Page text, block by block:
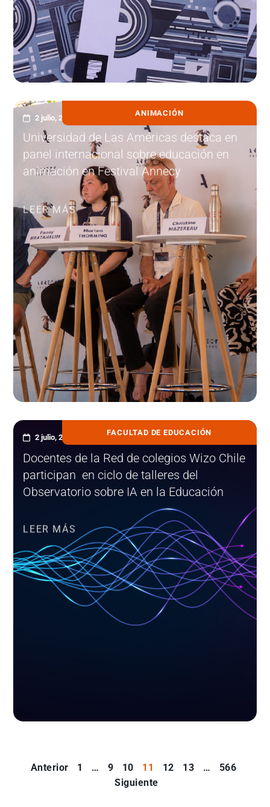
ANIMACIÓN
2 julio, 2026
Universidad de Las Américas destaca en
panel internacional sobre educación en
animación en Festival Annecy
LEER MÁS
FACULTAD DE EDUCACIÓN
2 julio, 2026
Docentes de la Red de colegios Wizo Chile
participan en ciclo de talleres del
Observatorio sobre IA en la Educación
LEER MÁS
Anterior 1 … 9 10 11 12 13 …
566
Siguiente